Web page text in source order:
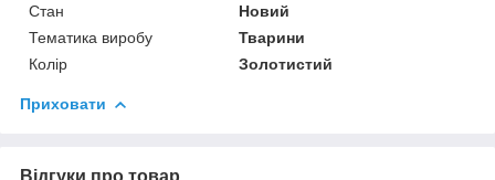
Стан
Новий
Тематика виробу
Тварини
Колір
Золотистий
Приховати
Відгуки про товар